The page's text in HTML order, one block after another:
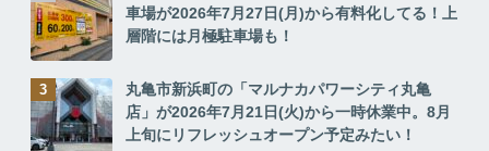
車場が2026年7月27日(月)から有料化してる！上
層階には月極駐車場も！
丸亀市新浜町の「マルナカパワーシティ丸亀
店」が2026年7月21日(火)から一時休業中。8月
上旬にリフレッシュオープン予定みたい！